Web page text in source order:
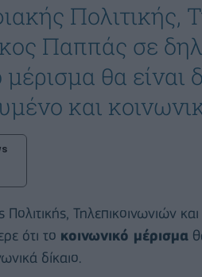
Πολιτικής,
Παππάς σε
θα είναι
και
Τηλεπικοινωνιών
ότι το κοινωνικό μέρισμα
δίκαιο.